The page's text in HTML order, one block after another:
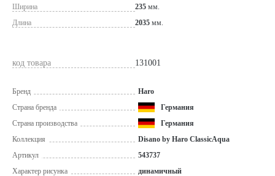
Ширина
235 мм.
Длина
2035 мм.
код товара 131001
Бренд
Haro
Страна бренда
Германия
Страна производства
Германия
Коллекция
Disano by Haro ClassicAqua
Артикул
543737
Характер рисунка
динамичный